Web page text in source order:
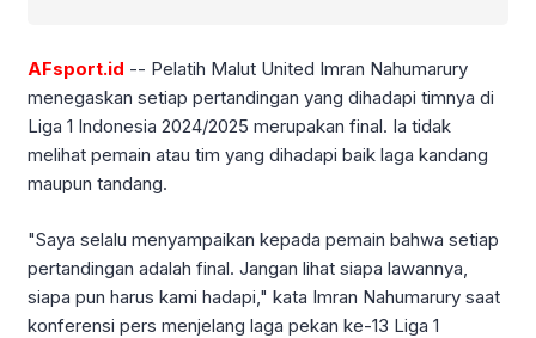
AFsport.id -- Pelatih Malut United Imran Nahumarury
menegaskan setiap pertandingan yang dihadapi timnya di
Liga 1 Indonesia 2024/2025 merupakan final. Ia tidak
melihat pemain atau tim yang dihadapi baik laga kandang
maupun tandang.
"Saya selalu menyampaikan kepada pemain bahwa setiap
pertandingan adalah final. Jangan lihat siapa lawannya,
siapa pun harus kami hadapi," kata Imran Nahumarury saat
konferensi pers menjelang laga pekan ke-13 Liga 1